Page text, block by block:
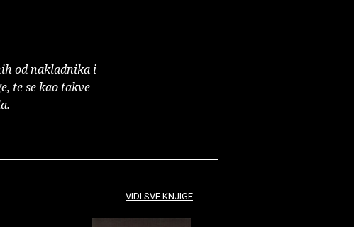
od nakladnika i
te se kao takve
VIDI SVE KNJIGE